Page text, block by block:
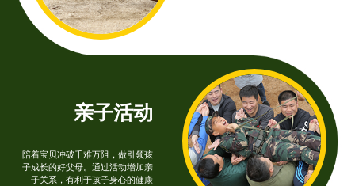
亲子活动
陪着宝贝冲破千难万阻，做引领孩
子成长的好父母。通过活动增加亲
子关系，有利于孩子身心的健康